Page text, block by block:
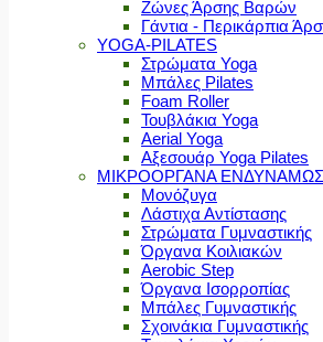
Ζώνες Άρσης Βαρών
Γάντια - Περικάρπια
YOGA-PILATES
Στρώματα Yoga
Μπάλες Pilates
Foam Roller
Τουβλάκια Yoga
Aerial Yoga
Αξεσουάρ Yoga Pilates
ΜΙΚΡΟΟΡΓΑΝΑ
Μονόζυγα
Λάστιχα Αντίστασης
Στρώματα Γυμναστικής
Όργανα Κοιλιακών
Aerobic Step
Όργανα Ισορροπίας
Μπάλες Γυμναστικής
Σχοινάκια Γυμναστικής